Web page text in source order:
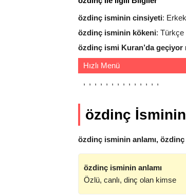
özdinç isminin cinsiyeti:
özdinç isminin kökeni: Türkçe
özdinç ismi Kuran’da geçiyor
Hızlı Menü
özdinç İsminin
özdinç isminin anlamı,
özdinç isminin anlamı
Özlü, canlı, dinç olan kimse